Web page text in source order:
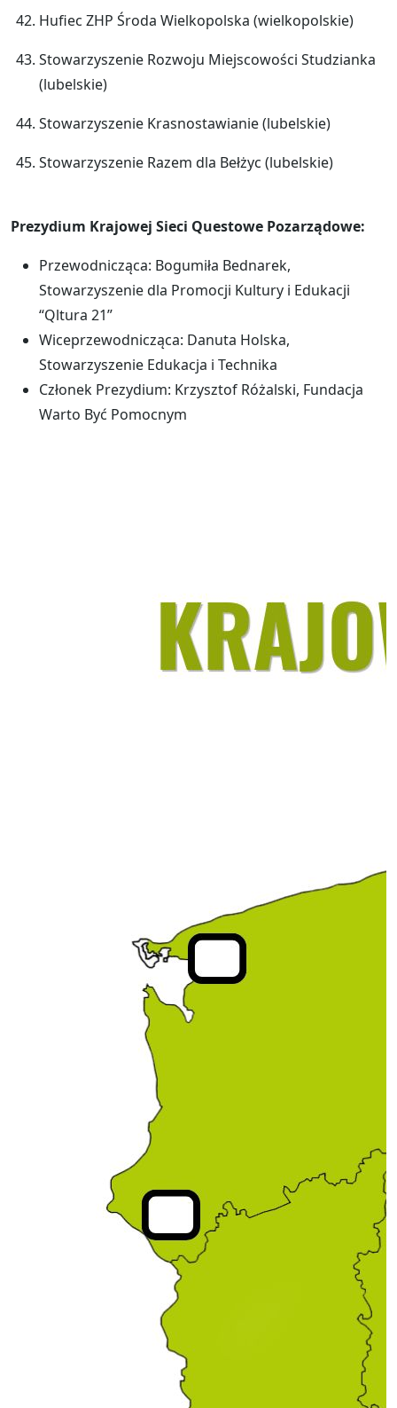
Hufiec ZHP Środa Wielkopolska (wielkopolskie)
Stowarzyszenie Rozwoju Miejscowości Studzianka
(lubelskie)
Stowarzyszenie Krasnostawianie (lubelskie)
Stowarzyszenie Razem dla Bełżyc (lubelskie)
Prezydium Krajowej Sieci Questowe Pozarządowe:
Przewodnicząca: Bogumiła Bednarek,
Stowarzyszenie dla Promocji Kultury i Edukacji
“Qltura 21”
Wiceprzewodnicząca: Danuta Holska,
Stowarzyszenie Edukacja i Technika
Członek Prezydium: Krzysztof Różalski, Fundacja
Warto Być Pomocnym